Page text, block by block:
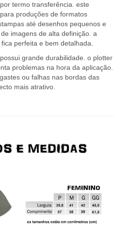
termo transferência. este
produções de formatos
até desenhos pequenos e
imagens de alta definição. a
perfeita e bem detalhada.
grande durabilidade. o plotter
problemas na hora da aplicação.
ou falhas nas bordas das
mais atrativo.